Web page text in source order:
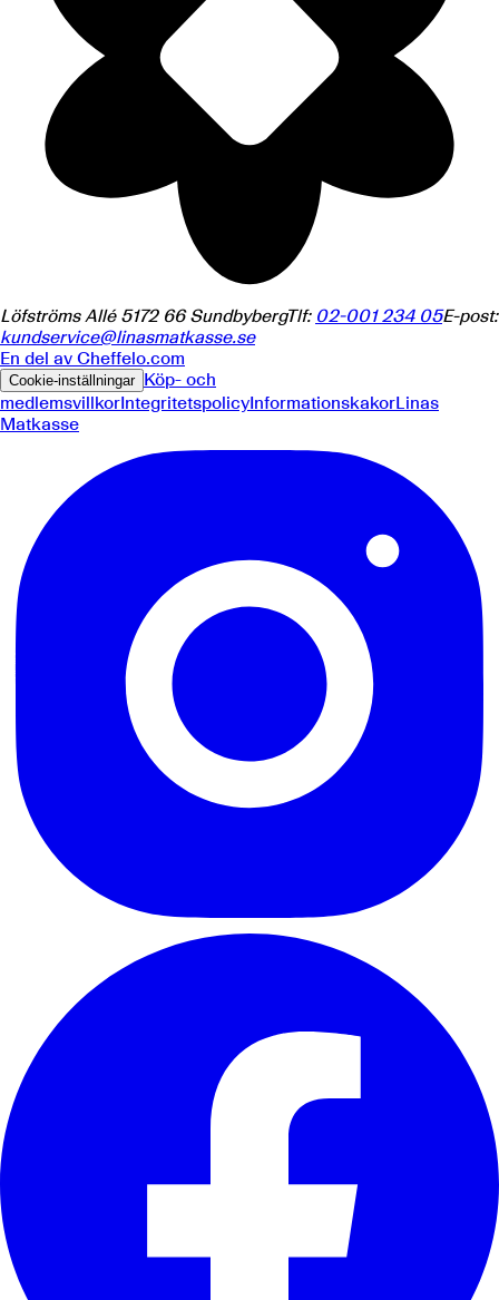
Löfströms Allé 5172 66 SundbybergTlf: 02-001 234 05E-post:
kundservice@linasmatkasse.se
En del av Cheffelo.com
Cookie-inställningar Köp- och
medlemsvillkorIntegritetspolicyInformationskakorLinas
Matkasse